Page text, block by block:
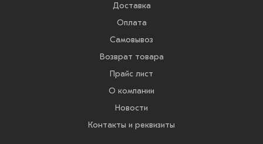
Доставка
Оплата
Самовывоз
Возврат товара
Прайс лист
О компании
Новости
Контакты и реквизиты